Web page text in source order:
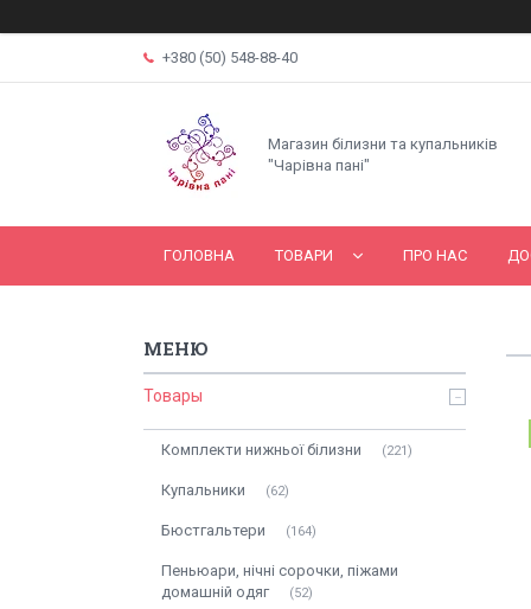
+380 (50) 548-88-40
Магазин білизни та купальників
"Чарівна пані"
ГОЛОВНА ТОВАРИ ПРО НАС
Товары
Комплекти нижньої білизни 221
Купальники 62
Бюстгальтери 164
Пеньюари, нічні сорочки, піжами
домашній одяг
52